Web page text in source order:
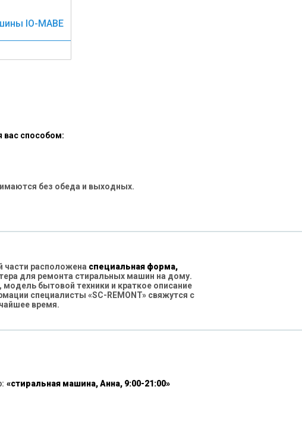
IO-MABE
вас способом:
без обеда и выходных.
части расположена специальная форма,
для ремонта стиральных машин на дому.
бытовой техники и краткое описание
специалисты «SC-REMONT» свяжутся с
время.
«стиральная машина, Анна, 9:00-21:00»